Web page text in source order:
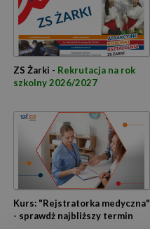
ZS Żarki - Rekrutacja na rok
szkolny 2026/2027
Kurs: "Rejstratorka medyczna"
- sprawdż najbliższy termin